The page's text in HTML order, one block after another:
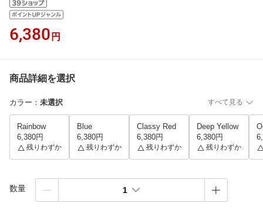
6,380 円
商品詳細を選択
カラー ： 未選択 すべて見る
Rainbow
6,380円
残りわずか
Blue
6,380円
残りわずか
Classy Red
6,380円
残りわずか
Deep Yellow
6,380円
残りわずか
数量 1